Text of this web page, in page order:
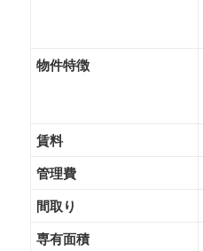
物件特徴
賃料
管理費
間取り
専有面積